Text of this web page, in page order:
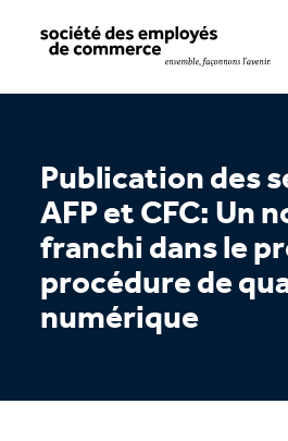
Publication des
AFP et CFC: Un
franchi dans le
procédure de
numérique